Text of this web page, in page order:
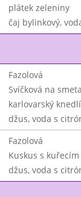
plátek zeleniny
čaj bylinkový,
Fazolová
Svíčková na
karlovarský
džus, voda s
Fazolová
Kuskus s
džus, voda s